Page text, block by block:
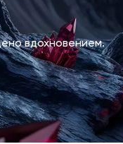
вдохновением.